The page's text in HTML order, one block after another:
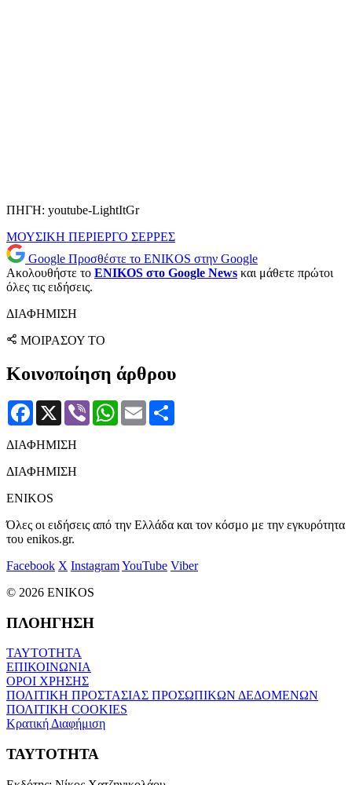
ΠΗΓΗ: youtube-LightItGr
ΜΟΥΣΙΚΗ ΠΕΡΙΕΡΓΟ ΣΕΡΡΕΣ
Google Προσθέστε το ENIKOS στην Google
Ακολουθήστε το ENIKOS στο Google News και μάθετε πρώτοι
όλες τις ειδήσεις.
ΔΙΑΦΗΜΙΣΗ
ΜΟΙΡΑΣΟΥ ΤΟ
Κοινοποίηση άρθρου
Facebook
X Viber WhatsApp
Email
ΔΙΑΦΗΜΙΣΗ
ΔΙΑΦΗΜΙΣΗ
ENIKOS
Όλες οι ειδήσεις από την Ελλάδα και τον κόσμο με την εγκυρότητα
του enikos.gr.
Facebook X InstagramYouTube Viber
© 2026 ENIKOS
ΠΛΟΗΓΗΣΗ
ΤΑΥΤΟΤΗΤΑ
ΕΠΙΚΟΙΝΩΝΙΑ
ΟΡΟΙ ΧΡΗΣΗΣ
ΠΟΛΙΤΙΚΗ ΠΡΟΣΤΑΣΙΑΣ ΠΡΟΣΩΠΙΚΩΝ ΔΕΔΟΜΕΝΩΝ
ΠΟΛΙΤΙΚΗ COOKIES
Κρατική Διαφήμιση
ΤΑΥΤΟΤΗΤΑ